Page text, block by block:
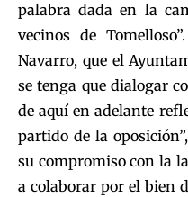
palabra dada en la
vecinos de
Navarro, que el
se tenga que dialogar
de aquí en adelante
partido de la
su compromiso con la
a colaborar por el bien